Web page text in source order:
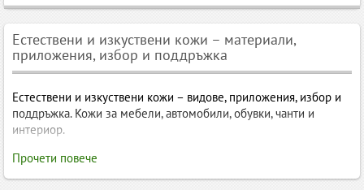
Естествени и изкуствени кожи – материали,
приложения, избор и поддръжка
Естествени и изкуствени кожи – видове, приложения, избор и
поддръжка. Кожи за мебели, автомобили, обувки, чанти и
интериор.
Естествени и изкуствени кожи – материали, приложения,
Прочети повече